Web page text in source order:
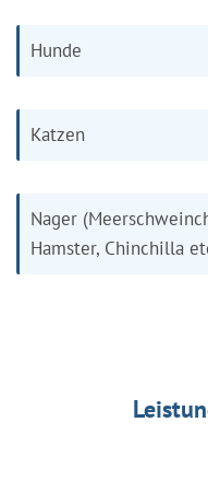
Hunde
Katzen
Nager
Hamster, Chinchilla